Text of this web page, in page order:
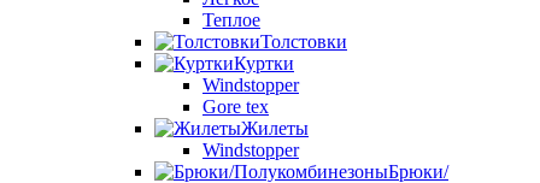
Теплое
Толстовки
Куртки
Windstopper
Gore tex
Жилеты
Windstopper
Брюки/